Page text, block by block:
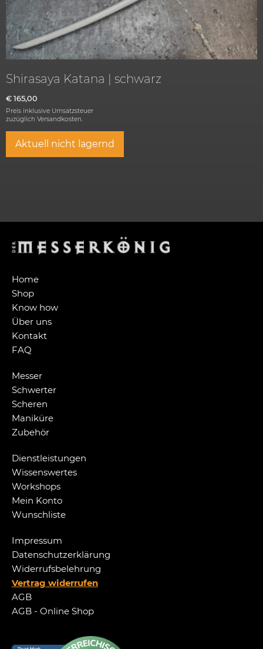
Shirasaya Katana | schwarz
€ 165,00
Preis inklusive Umsatzsteuer
zuzüglich Versandkosten.
Aktuell nicht lagernd
Home
Shop
Know how
Über uns
Kontakt
FAQ
Messer
Schwerter
Scheren
Maniküre
Zubehör
Dienstleistungen
Wissenswertes
Workshops
Mein Konto
Wunschliste
Impressum
Datenschutzerklärung
Widerrufsbelehrung
Vertrag widerrufen
AGB
AGB - Online Shop